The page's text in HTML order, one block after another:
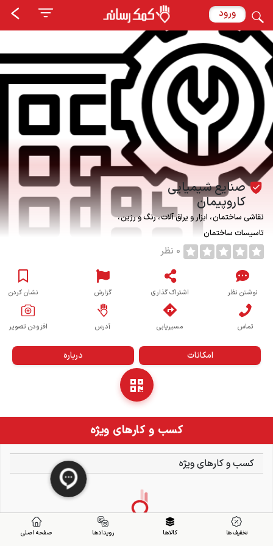
ورود
صنایع شیمیایی
کاروپیمان
نقاشی ساختمان ابزار و یراق آلات رنگ و رزین
تاسیسات ساختمان
0 نظر
نوشتن نظر اشتراک گذاری گزارش نشان کردن
تماس مسیریابی آدرس افزودن تصویر
امکانات درباره
کسب و کارهای ویژه
کسب و کارهای ویژه
تخفیف ها کالاها رویدادها صفحه اصلی